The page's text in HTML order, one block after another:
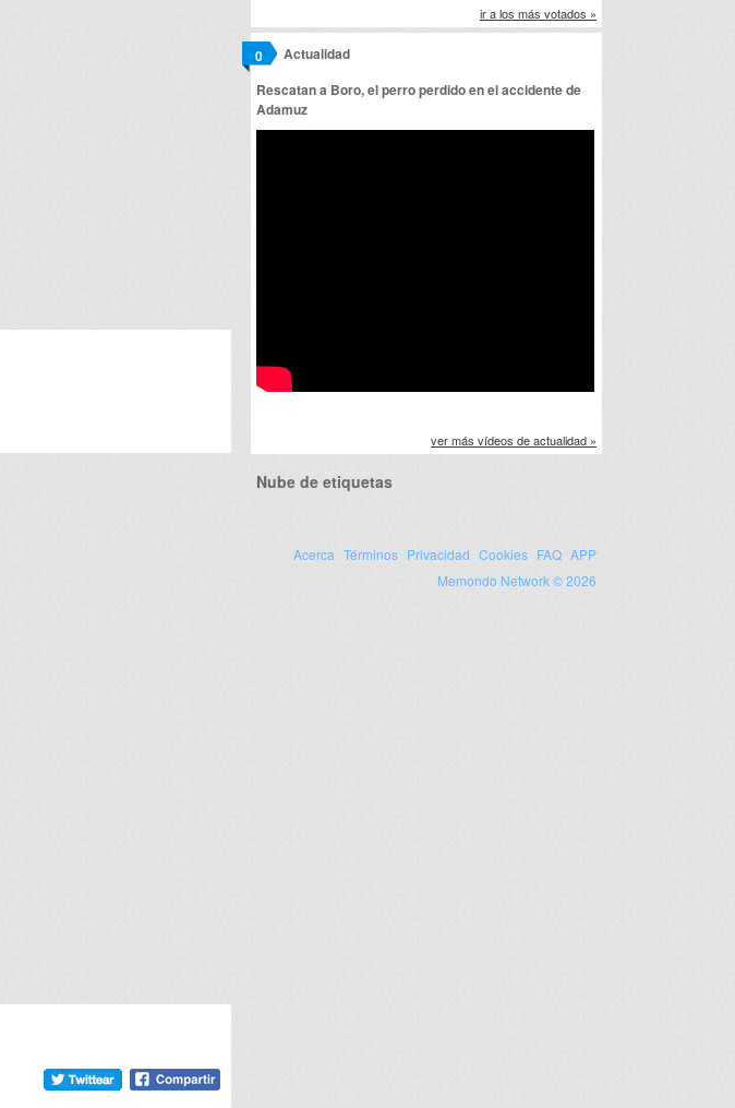
ir a los más votados »
Actualidad
0
Rescatan a Boro, el perro perdido en el accidente de
Adamuz
ver más vídeos de actualidad »
Nube de etiquetas
Acerca Términos Privacidad Cookies FAQ APP
Memondo Network © 2026